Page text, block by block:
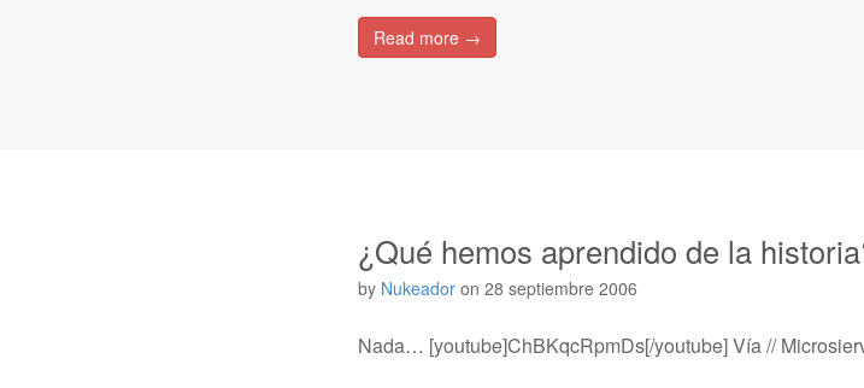
Read more →
¿Qué hemos aprendido de la
by Nukeador on 28 septiembre 2006
Nada… [youtube]ChBKqcRpmDs[/youtube] Vía //